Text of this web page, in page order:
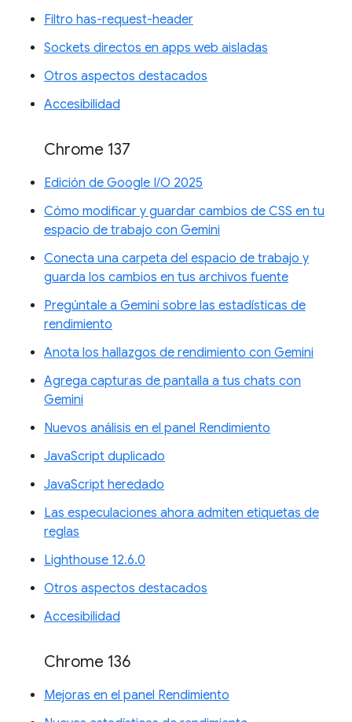
Filtro has-request-header
Sockets directos en apps web aisladas
Otros aspectos destacados
Accesibilidad
Chrome 137
Edición de Google I/O 2025
Cómo modificar y guardar cambios de CSS en tu
espacio de trabajo con Gemini
Conecta una carpeta del espacio de trabajo y
guarda los cambios en tus archivos fuente
Pregúntale a Gemini sobre las estadísticas de
rendimiento
Anota los hallazgos de rendimiento con Gemini
Agrega capturas de pantalla a tus chats con
Gemini
Nuevos análisis en el panel Rendimiento
JavaScript duplicado
JavaScript heredado
Las especulaciones ahora admiten etiquetas de
reglas
Lighthouse 12.6.0
Otros aspectos destacados
Accesibilidad
Chrome 136
Mejoras en el panel Rendimiento